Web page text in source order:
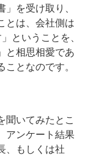
を受け取り、
とは、会社側は
ということを、
と相思相愛であ
となのです。
聞いてみたとこ
アンケート結果
、もしくは社